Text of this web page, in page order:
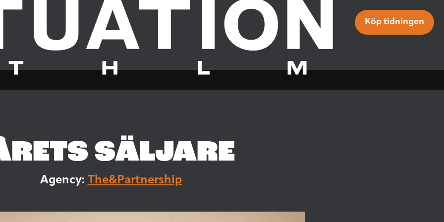
Köp tidningen
SÄLJARE
Agency: The&Partnership